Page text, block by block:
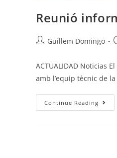
Reunió
Guillem Domingo
ACTUALIDAD Noticias
amb l’equip tècnic de
Continue Reading